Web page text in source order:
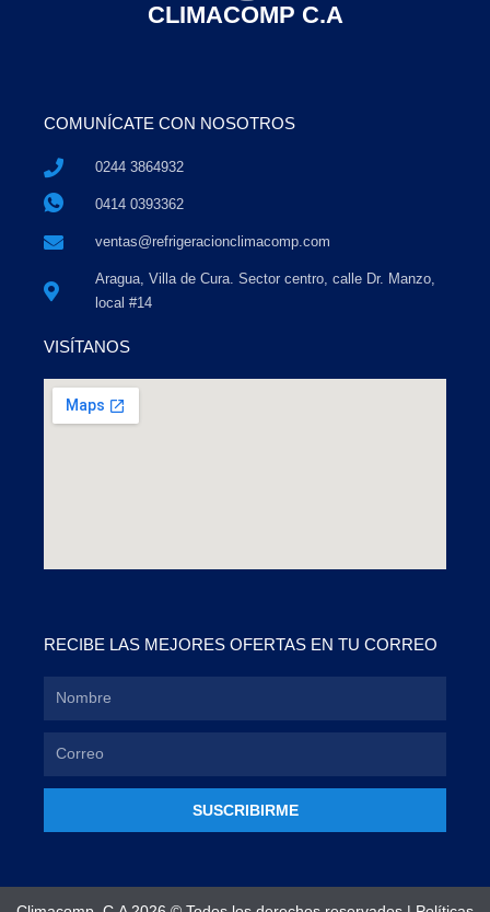
CLIMACOMP C.A
COMUNÍCATE CON NOSOTROS
0244 3864932
0414 0393362
ventas@refrigeracionclimacomp.com
Aragua, Villa de Cura. Sector centro, calle Dr. Manzo,
local #14
VISÍTANOS
RECIBE LAS MEJORES OFERTAS EN TU CORREO
SUSCRIBIRME